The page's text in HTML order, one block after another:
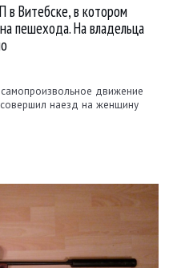
Витебске, в котором
пешехода. На владельца
движение
наезд на женщину